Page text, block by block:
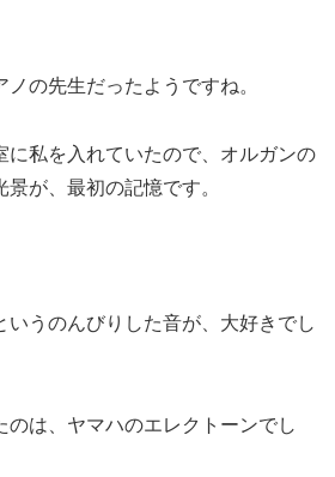
の先生だったようですね。
に私を入れていたので、オルガンの
が、最初の記憶です。
いうのんびりした音が、大好きでし
のは、ヤマハのエレクトーンでし